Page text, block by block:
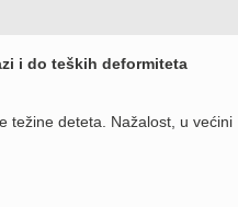
i do teških deformiteta
težine deteta. Nažalost, u većini